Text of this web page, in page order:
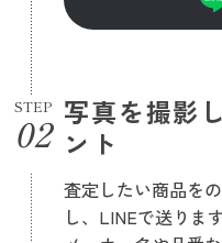
STEP
写真を撮影
ント
査定したい商品を
し、LINEで送ります